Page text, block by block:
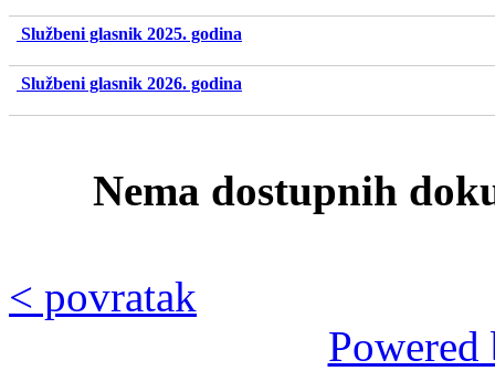
Službeni glasnik 2025. godina
Službeni glasnik 2026. godina
Nema dostupnih
< povratak